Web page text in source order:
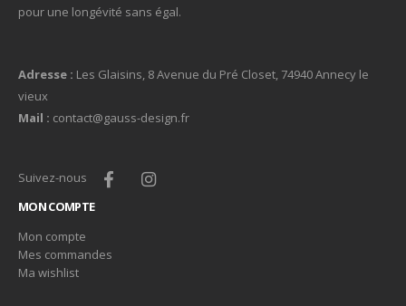
pour une longévité sans égal.
Adresse : Les Glaisins, 8 Avenue du Pré Closet, 74940 Annecy le
vieux
Mail : contact@gauss-design.fr
Suivez-nous
MON COMPTE
Mon compte
Mes commandes
Ma wishlist